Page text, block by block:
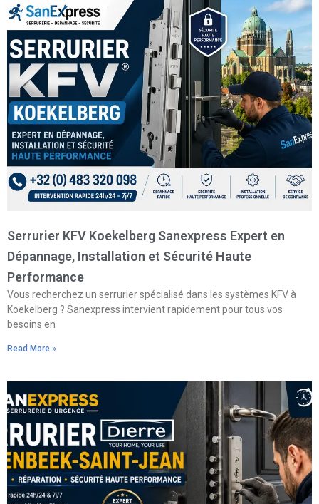
Serrurier KFV Koekelberg Sanexpress Expert en
Dépannage, Installation et Sécurité Haute
Performance
Vous recherchez un serrurier spécialisé dans les systèmes KFV à
Koekelberg ? Sanexpress intervient rapidement pour tous vos
besoins en
Read More »